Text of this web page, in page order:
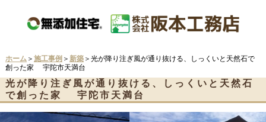
ホーム ＞ 施工事例 ＞ 新築＞光が降り注ぎ風が通り抜ける、しっくいと天然石で
創った家 宇陀市天満台
光が降り注ぎ風が通り抜ける、しっくいと天然石
で創った家 宇陀市天満台